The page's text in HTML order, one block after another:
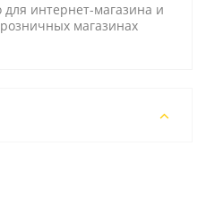
для интернет-магазина и
магазинах